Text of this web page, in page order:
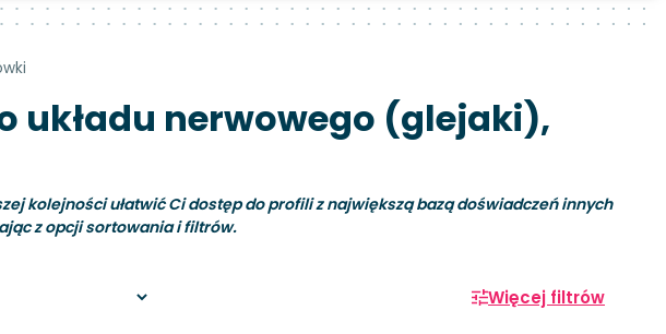
układu nerwowego (glejaki),
kolejności ułatwić Ci dostęp do profili z największą bazą doświadczeń innych
z opcji sortowania i filtrów.
Więcej filtrów